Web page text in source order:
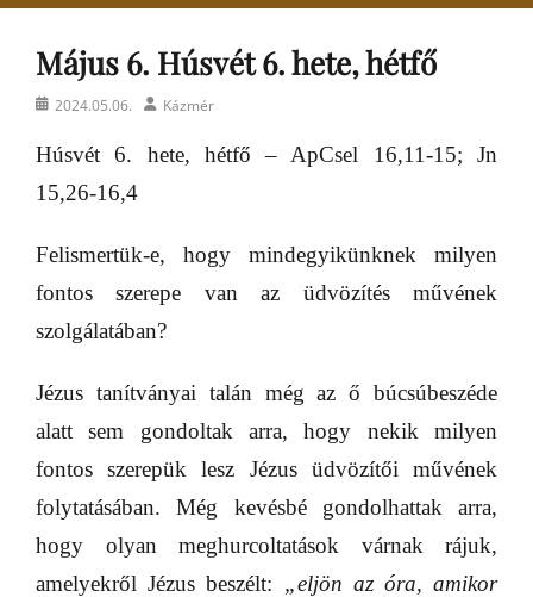
Május 6. Húsvét 6. hete, hétfő
Posted2024.05.06. AuthorKázmér
Húsvét 6. hete, hétfő – ApCsel 16,11-15; Jn
15,26-16,4
Felismertük-e, hogy mindegyikünknek milyen
fontos szerepe van az üdvözítés művének
szolgálatában?
Jézus tanítványai talán még az ő búcsúbeszéde
alatt sem gondoltak arra, hogy nekik milyen
fontos szerepük lesz Jézus üdvözítői művének
folytatásában. Még kevésbé gondolhattak arra,
hogy olyan meghurcoltatások várnak rájuk,
amelyekről Jézus beszélt: „eljön az óra, amikor